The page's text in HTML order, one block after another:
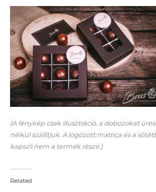
(A fénykép csak illusztráció, a dobozokat
nélkül szállítjuk. A logózott matrica és a
kapszli nem a termék része.)
Related